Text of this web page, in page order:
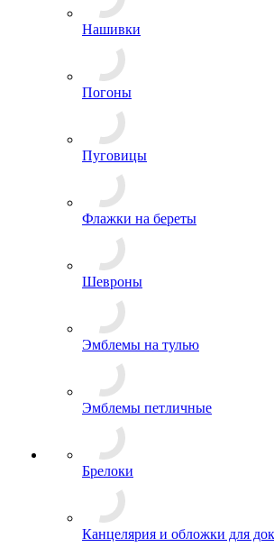
Лычки и пластины
Нашивки
Погоны
Пуговицы
Флажки на береты
Шевроны
Эмблемы на тулью
Эмблемы петличные